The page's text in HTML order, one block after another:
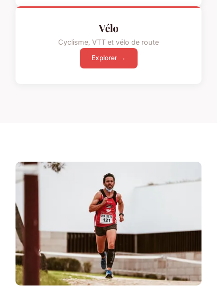
Vélo
Cyclisme, VTT et vélo de route
Explorer →